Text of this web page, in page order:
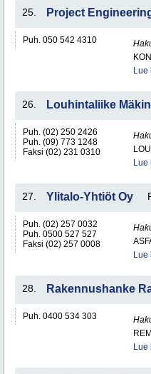
25. Project
Puh. 050 542 4310
Lue
26. Louhintaliike
Puh. (02) 250 2426
Puh. (09) 773 1248
Faksi (02) 231 0310
Lue
27. Ylitalo-Yhtiöt Oy
Puh. (02) 257 0032
Puh. 0500 527 527
Faksi (02) 257 0008
Lue
28. Rakennushanke
Puh. 0400 534 303
Lue